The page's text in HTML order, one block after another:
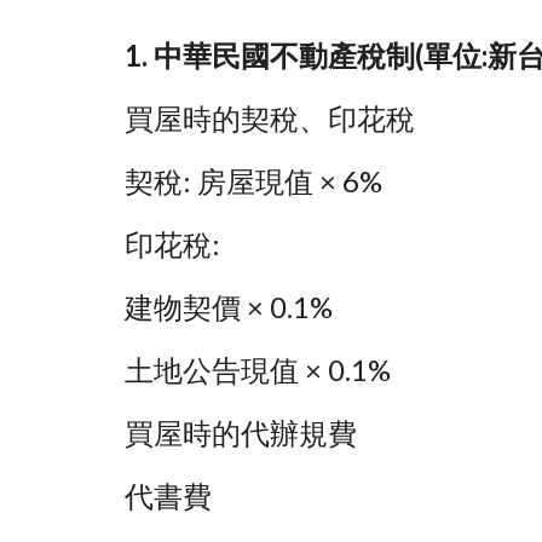
1. 中華民國不動產稅制(單位:新
買屋時的契稅、印花稅
契稅: 房屋現值 × 6%
印花稅:
建物契價 × 0.1%
土地公告現值 × 0.1%
買屋時的代辦規費
代書費